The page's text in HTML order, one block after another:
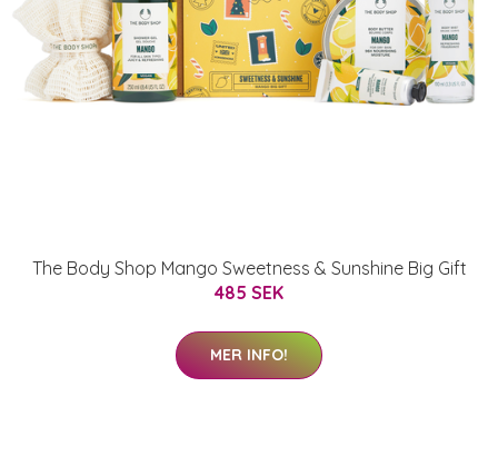
The Body Shop Mango Sweetness & Sunshine Big Gift
485 SEK
MER INFO!